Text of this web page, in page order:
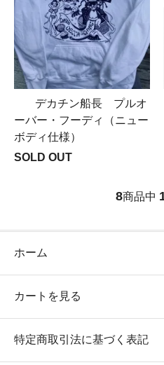
デカチン船長 プルオ
ーバー・フーディ（ニュー
ボディ仕様）
SOLD OUT
8商品中
ホーム
カートを見る
特定商取引法に基づく表記